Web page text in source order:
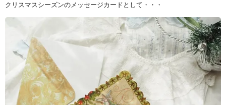
クリスマスシーズンのメッセージカードとして・・・